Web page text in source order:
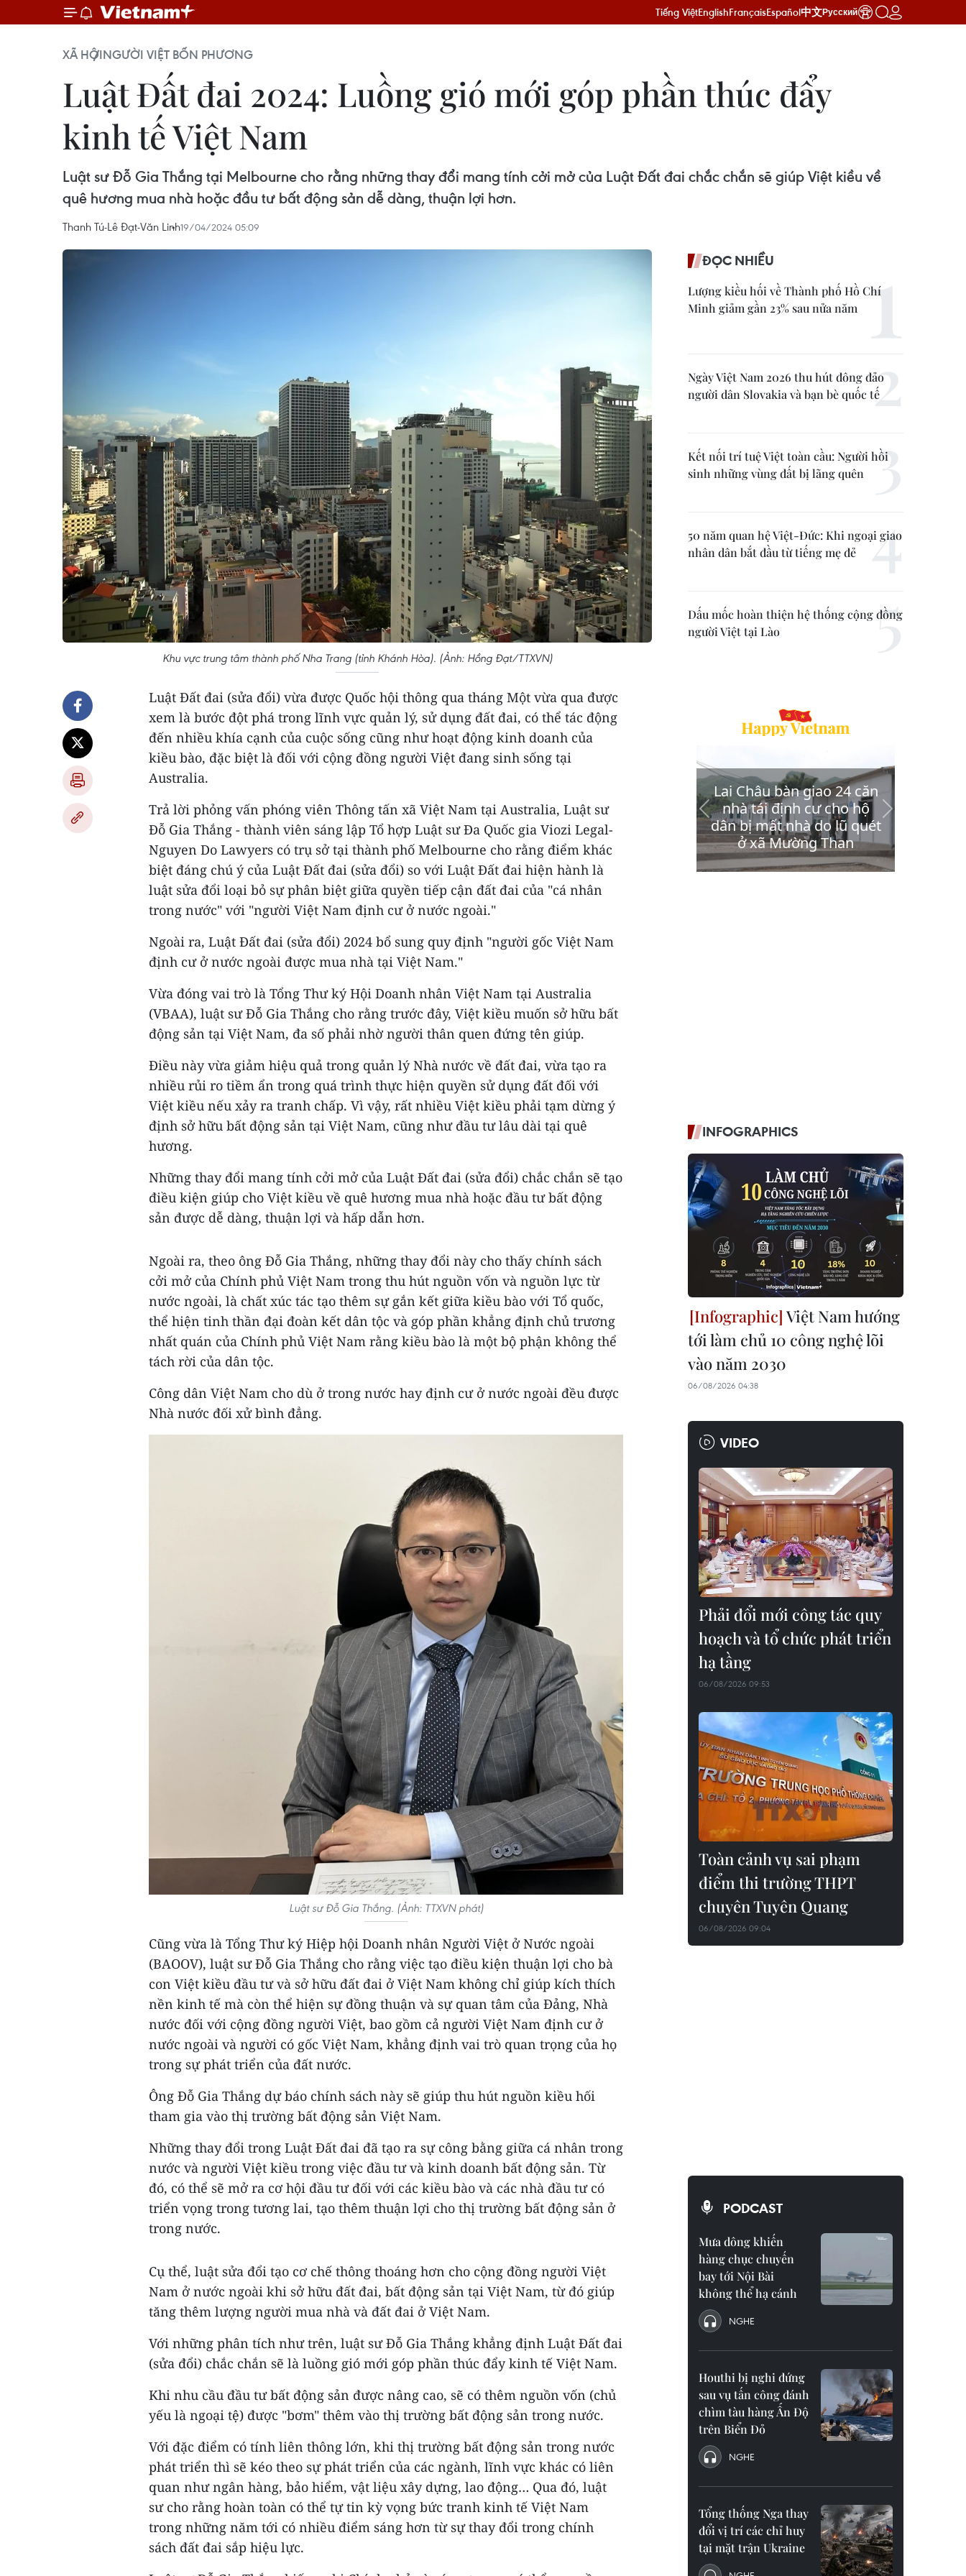
Tiếng ViệtEnglishFrançaisEspañol中文Русский
XÃ HỘINGƯỜI VIỆT BỐN PHƯƠNG
Luật Đất đai 2024: Luồng gió mới góp phần thúc đẩy
kinh tế Việt Nam
Luật sư Đỗ Gia Thắng tại Melbourne cho rằng những thay đổi mang tính cởi mở của Luật Đất đai chắc chắn sẽ giúp Việt kiều về
quê hương mua nhà hoặc đầu tư bất động sản dễ dàng, thuận lợi hơn.
Thanh Tú-Lê Đạt-Văn Linh19/04/2024 05:09
Khu vực trung tâm thành phố Nha Trang (tỉnh Khánh Hòa). (Ảnh: Hồng Đạt/TTXVN)
Luật Đất đai (sửa đổi) vừa được Quốc hội thông qua tháng Một vừa qua được
xem là bước đột phá trong lĩnh vực quản lý, sử dụng đất đai, có thể tác động
đến nhiều khía cạnh của cuộc sống cũng như hoạt động kinh doanh của
kiều bào, đặc biệt là đối với cộng đồng người Việt đang sinh sống tại
Australia.
Trả lời phỏng vấn phóng viên Thông tấn xã Việt Nam tại Australia, Luật sư
Đỗ Gia Thắng - thành viên sáng lập Tổ hợp Luật sư Đa Quốc gia Viozi Legal-
Nguyen Do Lawyers có trụ sở tại thành phố Melbourne cho rằng điểm khác
biệt đáng chú ý của Luật Đất đai (sửa đổi) so với Luật Đất đai hiện hành là
luật sửa đổi loại bỏ sự phân biệt giữa quyền tiếp cận đất đai của "cá nhân
trong nước" với "người Việt Nam định cư ở nước ngoài."
Ngoài ra, Luật Đất đai (sửa đổi) 2024 bổ sung quy định "người gốc Việt Nam
định cư ở nước ngoài được mua nhà tại Việt Nam."
Vừa đóng vai trò là Tổng Thư ký Hội Doanh nhân Việt Nam tại Australia
(VBAA), luật sư Đỗ Gia Thắng cho rằng trước đây, Việt kiều muốn sở hữu bất
động sản tại Việt Nam, đa số phải nhờ người thân quen đứng tên giúp.
Điều này vừa giảm hiệu quả trong quản lý Nhà nước về đất đai, vừa tạo ra
nhiều rủi ro tiềm ẩn trong quá trình thực hiện quyền sử dụng đất đối với
Việt kiều nếu xảy ra tranh chấp. Vì vậy, rất nhiều Việt kiều phải tạm dừng ý
định sở hữu bất động sản tại Việt Nam, cũng như đầu tư lâu dài tại quê
hương.
Những thay đổi mang tính cởi mở của Luật Đất đai (sửa đổi) chắc chắn sẽ tạo
điều kiện giúp cho Việt kiều về quê hương mua nhà hoặc đầu tư bất động
sản được dễ dàng, thuận lợi và hấp dẫn hơn.
Ngoài ra, theo ông Đỗ Gia Thắng, những thay đổi này cho thấy chính sách
cởi mở của Chính phủ Việt Nam trong thu hút nguồn vốn và nguồn lực từ
nước ngoài, là chất xúc tác tạo thêm sự gắn kết giữa kiều bào với Tổ quốc,
thể hiện tinh thần đại đoàn kết dân tộc và góp phần khẳng định chủ trương
nhất quán của Chính phủ Việt Nam rằng kiều bào là một bộ phận không thể
tách rời của dân tộc.
Công dân Việt Nam cho dù ở trong nước hay định cư ở nước ngoài đều được
Nhà nước đối xử bình đẳng.
Luật sư Đỗ Gia Thắng. (Ảnh: TTXVN phát)
Cũng vừa là Tổng Thư ký Hiệp hội Doanh nhân Người Việt ở Nước ngoài
(BAOOV), luật sư Đỗ Gia Thắng cho rằng việc tạo điều kiện thuận lợi cho bà
con Việt kiều đầu tư và sở hữu đất đai ở Việt Nam không chỉ giúp kích thích
nền kinh tế mà còn thể hiện sự đồng thuận và sự quan tâm của Đảng, Nhà
nước đối với cộng đồng người Việt, bao gồm cả người Việt Nam định cư ở
nước ngoài và người có gốc Việt Nam, khẳng định vai trò quan trọng của họ
trong sự phát triển của đất nước.
Ông Đỗ Gia Thắng dự báo chính sách này sẽ giúp thu hút nguồn kiều hối
tham gia vào thị trường bất động sản Việt Nam.
Những thay đổi trong Luật Đất đai đã tạo ra sự công bằng giữa cá nhân trong
nước và người Việt kiều trong việc đầu tư và kinh doanh bất động sản. Từ
đó, có thể sẽ mở ra cơ hội đầu tư đối với các kiều bào và các nhà đầu tư có
triển vọng trong tương lai, tạo thêm thuận lợi cho thị trường bất động sản ở
trong nước.
Cụ thể, luật sửa đổi tạo cơ chế thông thoáng hơn cho cộng đồng người Việt
Nam ở nước ngoài khi sở hữu đất đai, bất động sản tại Việt Nam, từ đó giúp
tăng thêm lượng người mua nhà và đất đai ở Việt Nam.
Với những phân tích như trên, luật sư Đỗ Gia Thắng khẳng định Luật Đất đai
(sửa đổi) chắc chắn sẽ là luồng gió mới góp phần thúc đẩy kinh tế Việt Nam.
Khi nhu cầu đầu tư bất động sản được nâng cao, sẽ có thêm nguồn vốn (chủ
yếu là ngoại tệ) được "bơm" thêm vào thị trường bất động sản trong nước.
Với đặc điểm có tính liên thông lớn, khi thị trường bất động sản trong nước
phát triển thì sẽ kéo theo sự phát triển của các ngành, lĩnh vực khác có liên
quan như ngân hàng, bảo hiểm, vật liệu xây dựng, lao động… Qua đó, luật
sư cho rằng hoàn toàn có thể tự tin kỳ vọng bức tranh kinh tế Việt Nam
trong những năm tới có nhiều điểm sáng hơn từ sự thay đổi trong chính
sách đất đai sắp hiệu lực.
ĐỌC NHIỀU
Lượng kiều hối về Thành phố Hồ Chí
Minh giảm gần 23% sau nửa năm
Ngày Việt Nam 2026 thu hút đông đảo
người dân Slovakia và bạn bè quốc tế
Kết nối trí tuệ Việt toàn cầu: Người hồi
sinh những vùng đất bị lãng quên
50 năm quan hệ Việt-Đức: Khi ngoại giao
nhân dân bắt đầu từ tiếng mẹ đẻ
Dấu mốc hoàn thiện hệ thống cộng đồng
người Việt tại Lào
INFOGRAPHICS
Việt Nam hướng
tới làm chủ 10 công nghệ lõi
vào năm 2030
06/08/2026 04:38
VIDEO
Phải đổi mới công tác quy
hoạch và tổ chức phát triển
hạ tầng
06/08/2026 09:53
Toàn cảnh vụ sai phạm
điểm thi trường THPT
chuyên Tuyên Quang
06/08/2026 09:04
PODCAST
Mưa dông khiến
hàng chục chuyến
bay tới Nội Bài
không thể hạ cánh
NGHE
Houthi bị nghi đứng
sau vụ tấn công đánh
chìm tàu hàng Ấn Độ
trên Biển Đỏ
NGHE
Tổng thống Nga thay
đổi vị trí các chỉ huy
tại mặt trận Ukraine